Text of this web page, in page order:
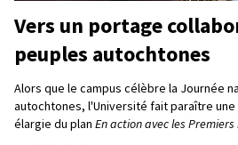
Vers un portage
peuples autochtones
Alors que le campus célèbre la Journée
autochtones, l'Université fait paraître
élargie du plan En action avec les Premiers